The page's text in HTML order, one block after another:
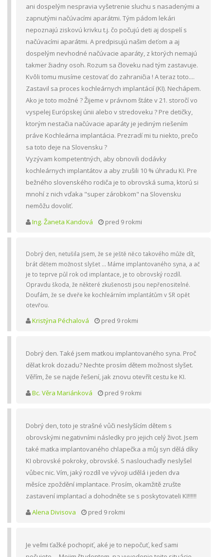
ani dospelým nespravia vyšetrenie sluchu s nasadenými a
zapnutými načúvacími aparátmi. Tým pádom lekári
nepoznajú ziskovú krivku t.j. čo počujú deti aj dospelí s
načúvacími aparátmi. A predpisujú našim deťom a aj
dospelým nevhodné načúvacie aparáty, z ktorých nemajú
takmer žiadny osoh. Rozum sa človeku nad tým zastavuje.
Kvôli tomu musíme cestovať do zahraničia ! A teraz toto....
Zastavil sa proces kochleárnych implantácií (KI). Nechápem.
Ako je toto možné ? Žijeme v právnom štáte v 21. storočí vo
vyspelej Európskej únii alebo v stredoveku ? Pre detičky,
ktorým nestačia načúvacie aparáty je jediným riešením
práve Kochleárna implantácia. Prezradí mi tu niekto, prečo
sa toto deje na Slovensku ?
Vyzývam kompetentných, aby obnovili dodávky
kochleárnych implantátov a aby zrušili 10 % úhradu KI. Pre
bežného slovenského rodiča je to obrovská suma, ktorú si
mnohí z nich vďaka "super zárobkom" na Slovensku
nemôžu dovoliť.
Ing. Žaneta Kandová
pred 9 rokmi
Dobrý den, netušila jsem, že se ještě něco takového může dít,
brát dětem možnost slyšet ... Máme implantovaného syna, a ač
je to teprve půl rok od implantace, je to obrovský rozdíl.
Opravdu škoda, že některé zkušenosti jsou nepřenositelné.
Doufám, že se dveře ke kochleárním implantátům v SR opět
otevřou.
Kristýna Péchalová pred 9 rokmi
Dobrý den. Také jsem matkou implantovaného syna. Proč
dělat krok dozadu? Nechte prosím dětem možnost slyšet.
Věřím, že se najde řešení, jak znovu otevřít cestu ke KI.
Bc. Věra Mariánková
pred 9 rokmi
Dobrý den, toto je strašné vůči neslyšícím dětem s
obrovskými negativními následky pro jejich celý život. Jsem
také matka implantovaného chlapečka a můj syn dělá díky
KI obrovské pokroky, obrovské. S naslouchadly neslyšel
vůbec nic. Vím, jaký rozdíl ve vývoji udělá i jeden dva
měsíce zpoždění implantace. Prosím, okamžitě zrušte
zastavení implantací a dohodněte se s poskytovateli KI!!!!!!
Alena Divisova
pred 9 rokmi
Je veľmi ťažké pochopiť, aké je to nepočuť, keď sami